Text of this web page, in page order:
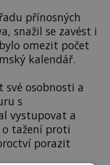
přínosných
snažil se zavést i
omezit počet
kalendář.
osobnosti a
s
vystupovat a
tažení proti
porazit